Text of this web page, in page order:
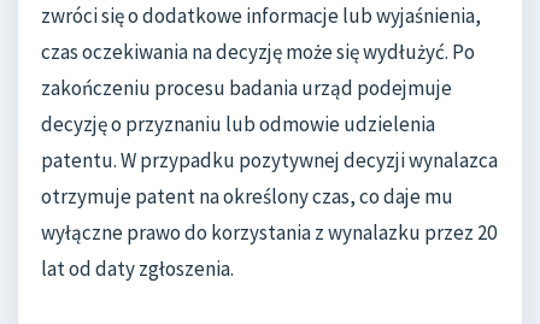
zwróci się o dodatkowe informacje lub wyjaśnienia,
czas oczekiwania na decyzję może się wydłużyć. Po
zakończeniu procesu badania urząd podejmuje
decyzję o przyznaniu lub odmowie udzielenia
patentu. W przypadku pozytywnej decyzji wynalazca
otrzymuje patent na określony czas, co daje mu
wyłączne prawo do korzystania z wynalazku przez 20
lat od daty zgłoszenia.